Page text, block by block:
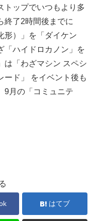
トップでいつもより多
終了2時間後までに
形）」を「ダイケン
「ハイドロカノン」を
は「わざマシン スペシ
ード」 をイベント後も
9月の「コミュニテ
はてブ